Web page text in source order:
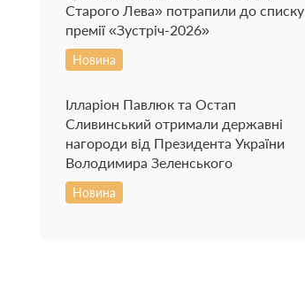
Старого Лева» потрапили до списку
премії «Зустріч-2026»
Новина
Ілларіон Павлюк та Остап
Сливинський отримали державні
нагороди від Президента України
Володимира Зеленського
Новина